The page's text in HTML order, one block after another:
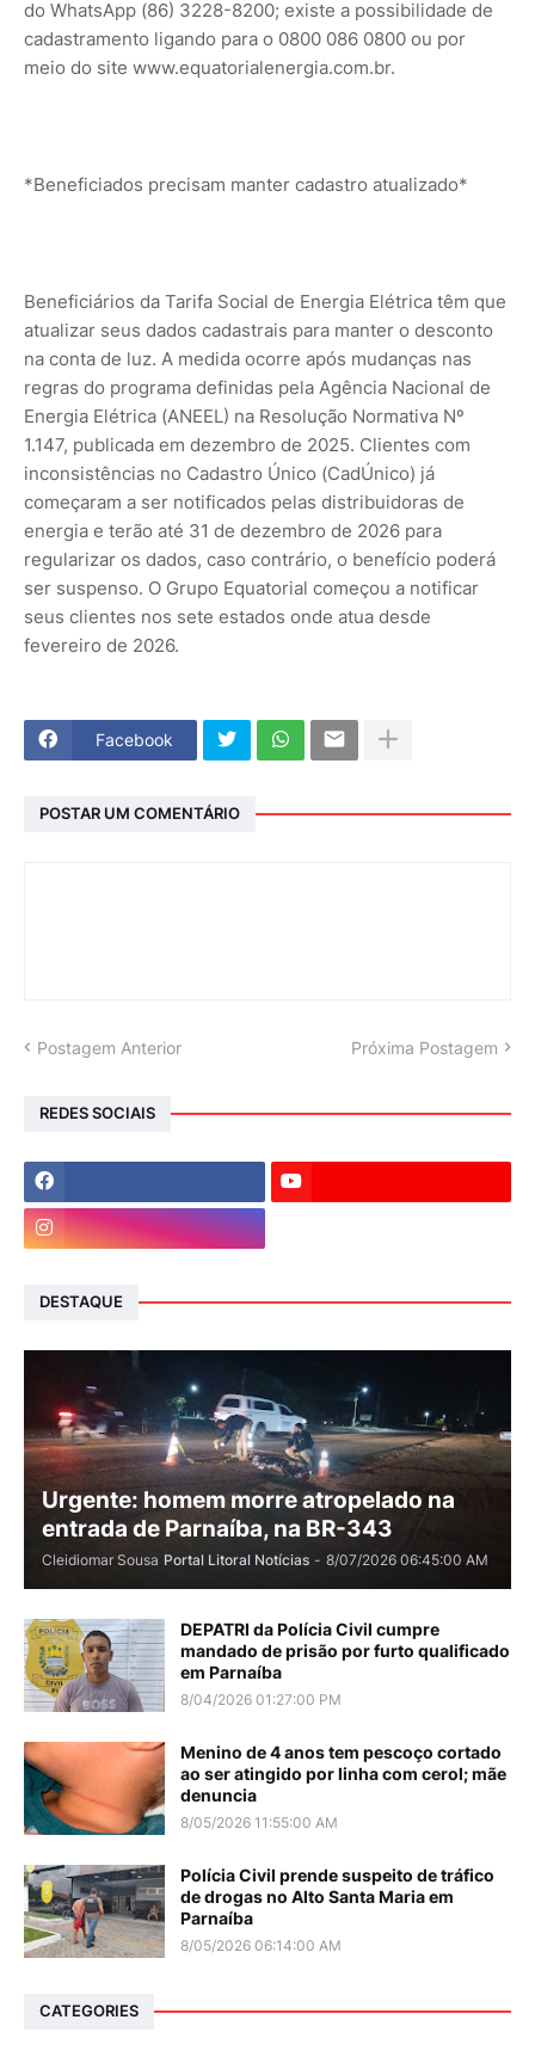
do WhatsApp (86) 3228-8200; existe a possibilidade de
cadastramento ligando para o 0800 086 0800 ou por
meio do site www.equatorialenergia.com.br.
*Beneficiados precisam manter cadastro atualizado*
Beneficiários da Tarifa Social de Energia Elétrica têm que
atualizar seus dados cadastrais para manter o desconto
na conta de luz. A medida ocorre após mudanças nas
regras do programa definidas pela Agência Nacional de
Energia Elétrica (ANEEL) na Resolução Normativa Nº
1.147, publicada em dezembro de 2025. Clientes com
inconsistências no Cadastro Único (CadÚnico) já
começaram a ser notificados pelas distribuidoras de
energia e terão até 31 de dezembro de 2026 para
regularizar os dados, caso contrário, o benefício poderá
ser suspenso. O Grupo Equatorial começou a notificar
seus clientes nos sete estados onde atua desde
fevereiro de 2026.
Facebook
POSTAR UM COMENTÁRIO
Postagem Anterior Próxima Postagem
REDES SOCIAIS
DESTAQUE
Urgente: homem morre atropelado na
entrada de Parnaíba, na BR-343
Cleidiomar Sousa Portal Litoral Notícias - 8/07/2026 06:45:00 AM
DEPATRI da Polícia Civil cumpre
mandado de prisão por furto qualificado
em Parnaíba
8/04/2026 01:27:00 PM
Menino de 4 anos tem pescoço cortado
ao ser atingido por linha com cerol; mãe
denuncia
8/05/2026 11:55:00 AM
Polícia Civil prende suspeito de tráfico
de drogas no Alto Santa Maria em
Parnaíba
8/05/2026 06:14:00 AM
CATEGORIES